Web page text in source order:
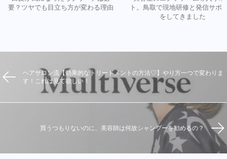
要？ツヤでも目立ち方が変わる理由
ト。鳥取で現地研修と発信サポ
をしてきました
ヘアサロン流【効果的なトリートメントの方法♡】やり方一つで変わりま
す！これは見て欲しい！
買うつもりないのに、美容師は何故シャンプーを勧めるの？